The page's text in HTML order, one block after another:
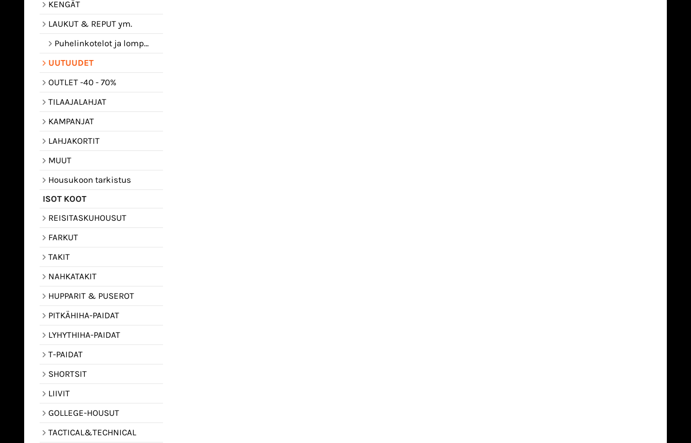
KENGÄT
LAUKUT & REPUT ym.
Puhelinkotelot ja lompakot
UUTUUDET
OUTLET -40 - 70%
TILAAJALAHJAT
KAMPANJAT
LAHJAKORTIT
MUUT
Housukoon tarkistus
ISOT KOOT
REISITASKUHOUSUT
FARKUT
TAKIT
NAHKATAKIT
HUPPARIT & PUSEROT
PITKÄHIHA-PAIDAT
LYHYTHIHA-PAIDAT
T-PAIDAT
SHORTSIT
LIIVIT
GOLLEGE-HOUSUT
TACTICAL&TECHNICAL